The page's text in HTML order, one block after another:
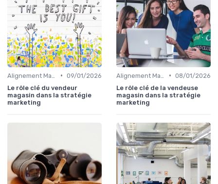
• 09/01/2026
Le rôle clé du vendeur
magasin dans la stratégie
marketing
• 08/01/2026
Le rôle clé de la vendeuse
magasin dans la stratégie
marketing